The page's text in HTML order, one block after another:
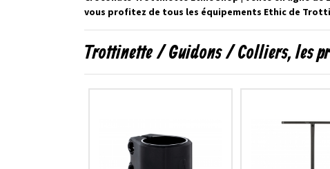
vous profitez de tous les équipements Ethic de
Trottinette / Guidons / Colliers, les